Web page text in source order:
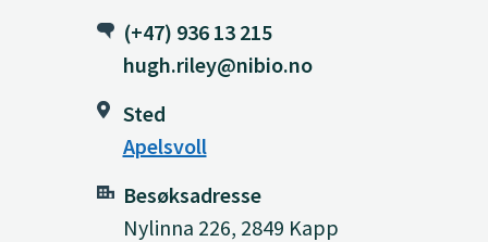
(+47) 936 13 215
hugh.riley@nibio.no
Sted
Apelsvoll
Besøksadresse
Nylinna 226, 2849 Kapp